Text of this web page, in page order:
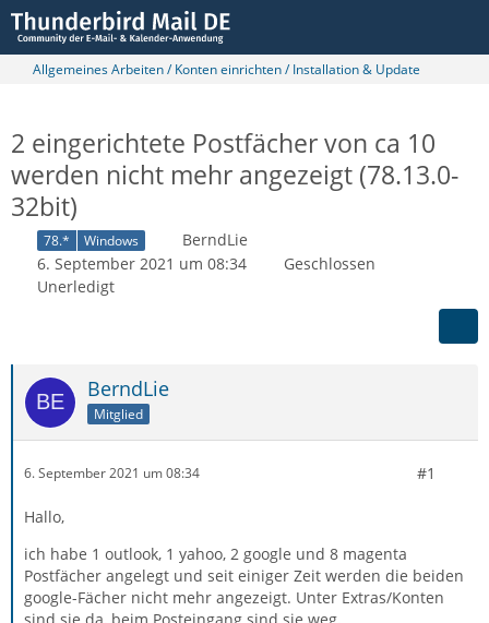
Allgemeines Arbeiten / Konten einrichten / Installation & Update
2 eingerichtete Postfächer von ca 10
werden nicht mehr angezeigt (78.13.0-
32bit)
78.* Windows
BerndLie
6. September 2021 um 08:34
Geschlossen
Unerledigt
BerndLie
Mitglied
6. September 2021 um 08:34 #1
Hallo,
ich habe 1 outlook, 1 yahoo, 2 google und 8 magenta
Postfächer angelegt und seit einiger Zeit werden die beiden
google-Fächer nicht mehr angezeigt. Unter Extras/Konten